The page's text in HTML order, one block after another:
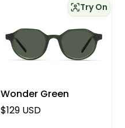
Wonder Green
Try On
Normaali hinta
$129 USD